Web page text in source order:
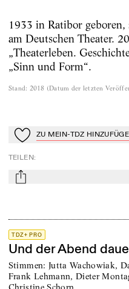
1933 in Ratibor
am Deutschen Theater.
„Theaterleben.
„Sinn und Form“.
Stand: 2018 ( Datum der letzten
Zu Mein-TdZ hinzufügen
ZU MEIN-TDZ
TEILEN:
mail
TDZ+ PRO
Und der Abend
Stimmen: Jutta Wachowiak,
Frank Lehmann, Dieter